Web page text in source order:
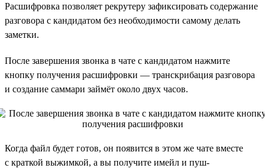
Расшифровка позволяет рекрутеру зафиксировать содержание
разговора с кандидатом без необходимости самому делать
заметки.
После завершения звонка в чате с кандидатом нажмите
кнопку получения расшифровки — транскрибация разговора
и создание саммари займёт около двух часов.
Когда файл будет готов, он появится в этом же чате вместе
с краткой выжимкой, а вы получите имейл и пуш-